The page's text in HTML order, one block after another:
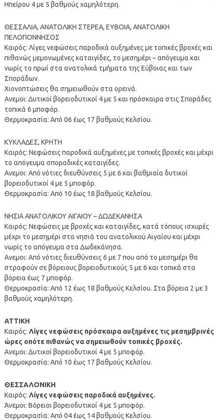
Ηπείρου 4 με 5 βαθμούς χαμηλότερη.
ΘΕΣΣΑΛΙΑ, ΑΝΑΤΟΛΙΚΗ ΣΤΕΡΕΑ, ΕΥΒΟΙΑ, ΑΝΑΤΟΛΙΚΗ
ΠΕΛΟΠΟΝΝΗΣΟΣ
Καιρός: Λίγες νεφώσεις παροδικά αυξημένες με τοπικές βροχές και
πιθανώς μεμονωμένες καταιγίδες, το μεσημέρι – απόγευμα και
νωρίς το πρωί στα ανατολικά τμήματα της Εύβοιας και των
Σποράδων.
Χιονοπτώσεις θα σημειωθούν στα ορεινά.
Ανεμοι: Δυτικοί βορειοδυτικοί 4 με 5 και πρόσκαιρα στις Σποράδες
τοπικά 6 μποφόρ.
Θερμοκρασία: Από 06 έως 17 βαθμούς Κελσίου.
ΚΥΚΛΑΔΕΣ, ΚΡΗΤΗ
Καιρός: Νεφώσεις παροδικά αυξημένες με τοπικές βροχές και μέχρι
το απόγευμα σποραδικές καταιγίδες.
Ανεμοι: Από νότιες διευθύνσεις 5 με 6 και βαθμιαία δυτικοί
βορειοδυτικοί 4 με 5 μποφόρ.
Θερμοκρασία: Από 10 έως 18 βαθμούς Κελσίου.
ΝΗΣΙΑ ΑΝΑΤΟΛΙΚΟΥ ΑΙΓΑΙΟΥ – ΔΩΔΕΚΑΝΗΣΑ
Καιρός: Νεφώσεις με βροχές και καταιγίδες, κατά τόπους ισχυρές
μέχρι το μεσημέρι στα νησιά του ανατολικού Αιγαίου και μέχρι
νωρίς το απόγευμα στα Δωδεκάνησα.
Ανεμοι: Από νότιες διευθύνσεις 6 με 7 που από το μεσημέρι θα
στραφούν σε βόρειους βορειοδυτικούς 5 με 6 και τοπικά στα
βόρεια έως 7 μποφόρ.
Θερμοκρασία: Από 12 έως 18 βαθμούς Κελσίου. Στα βόρεια 2 με 3
βαθμούς χαμηλότερη.
ΑΤΤΙΚΗ
Καιρός: Λίγες νεφώσεις πρόσκαιρα αυξημένες τις μεσημβρινές
ώρες οπότε πιθανώς να σημειωθούν τοπικές βροχές.
Ανεμοι: Δυτικοί βορειοδυτικοί 4 με 5 μποφόρ.
Θερμοκρασία: Από 10 έως 17 βαθμούς Κελσίου.
ΘΕΣΣΑΛΟΝΙΚΗ
Καιρός: Λίγες νεφώσεις παροδικά αυξημένες.
Άνεμοι: Βόρειοι βορειοδυτικοί 4 με 5 μποφόρ.
Θερμοκρασία: Από 04 έως 14 βαθμούς Κελσίου.